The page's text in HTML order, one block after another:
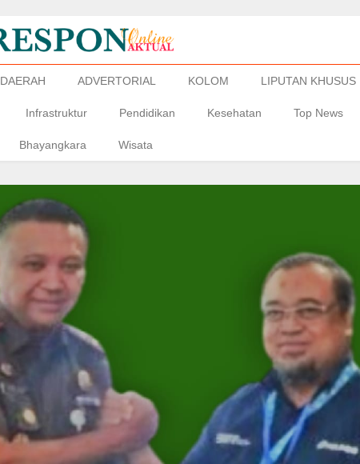
DAERAH ADVERTORIAL KOLOM LIPUTAN KHUSUS
Infrastruktur Pendidikan Kesehatan Top News
Bhayangkara Wisata